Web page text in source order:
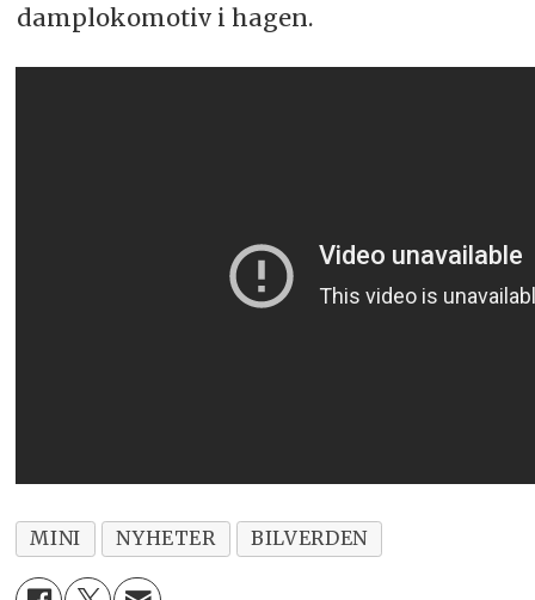
damplokomotiv i hagen.
MINI NYHETER BILVERDEN